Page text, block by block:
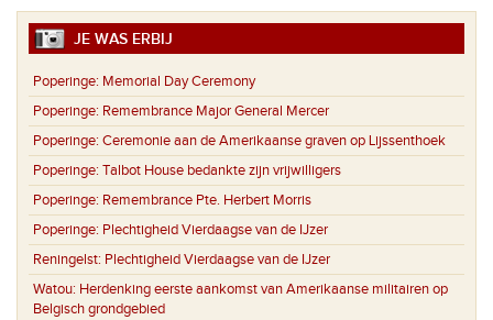
JE WAS ERBIJ
Poperinge: Memorial Day Ceremony
Poperinge: Remembrance Major General Mercer
Poperinge: Ceremonie aan de Amerikaanse graven op Lijssenthoek
Poperinge: Talbot House bedankte zijn vrijwilligers
Poperinge: Remembrance Pte. Herbert Morris
Poperinge: Plechtigheid Vierdaagse van de IJzer
Reningelst: Plechtigheid Vierdaagse van de IJzer
Watou: Herdenking eerste aankomst van Amerikaanse militairen op
Belgisch grondgebied